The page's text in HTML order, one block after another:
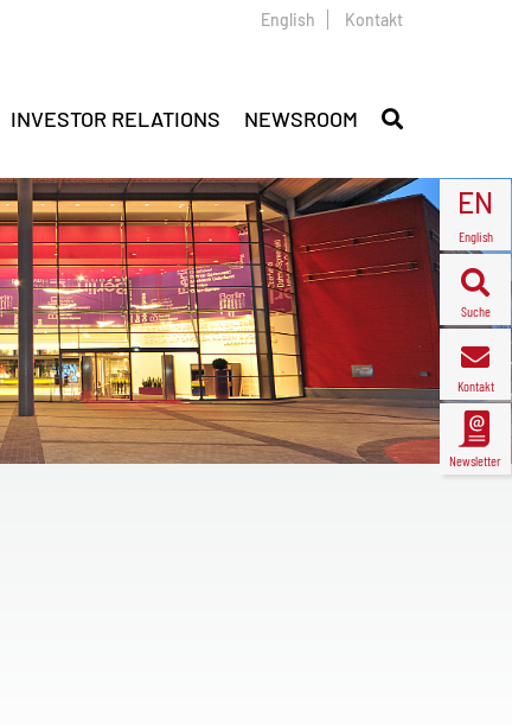
EN
English
Suche
Kontakt
Newsletter
English Kontakt
INVESTOR RELATIONS NEWSROOM